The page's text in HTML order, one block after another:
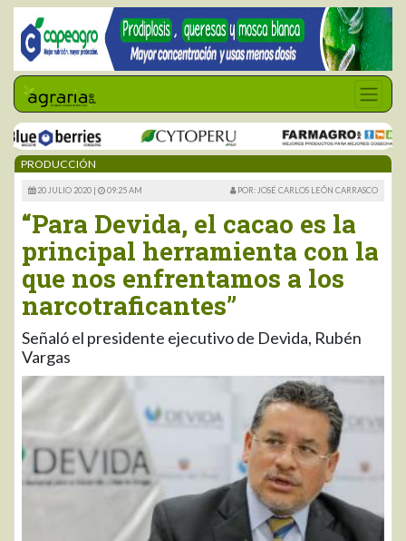
PRODUCCIÓN
20 JULIO 2020 | 09:25 AM POR: JOSÉ CARLOS LEÓN CARRASCO
“Para Devida, el cacao es la
principal herramienta con la
que nos enfrentamos a los
narcotraficantes”
Señaló el presidente ejecutivo de Devida, Rubén
Vargas